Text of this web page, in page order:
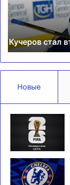
НБА
Лейкерс
Новые